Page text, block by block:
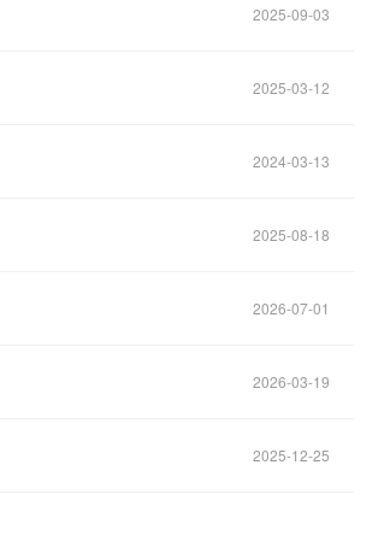
2025-09-03
2025-03-12
2024-03-13
2025-08-18
2026-07-01
2026-03-19
2025-12-25